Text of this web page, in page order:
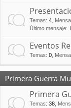
Temas: 4
Último mensaje:
Eventos
Temas: 0
Primera Guerra
Primera
Temas: 38